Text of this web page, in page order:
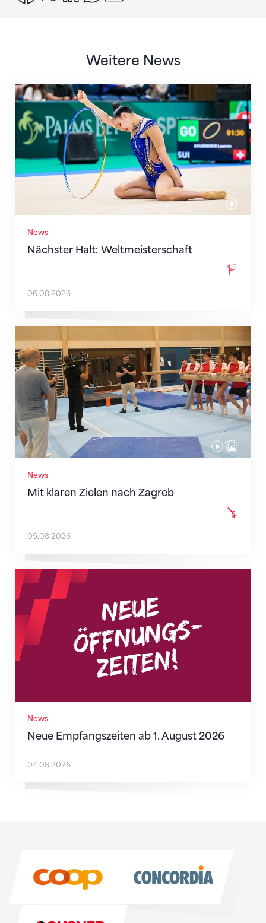
Weitere News
News
Nächster Halt: Weltmeisterschaft
Nächster Halt: Weltmeisterschaft
06.08.2026
News
Mit klaren Zielen nach Zagreb
Mit klaren Zielen nach Zagreb
05.08.2026
News
Neue Empfangszeiten ab 1. August 2026
Neue Empfangszeiten ab 1. August 2026
04.08.2026